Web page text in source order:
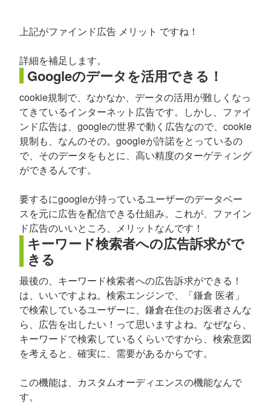
上記がファインド広告 メリット ですね！
詳細を補足します。
Googleのデータを活用できる！
cookie規制で、なかなか、データの活用が難しくなっ
てきているインターネット広告です。しかし、ファイ
ンド広告は、googleの世界で動く広告なので、cookie
規制も、なんのその。googleが許諾をとっているの
で、そのデータをもとに、高い精度のターゲティング
ができるんです。
要するにgoogleが持っているユーザーのデータベー
スを元に広告を配信できる仕組み。これが、ファイン
ド広告のいいところ、メリットなんです！
キーワード検索者への広告訴求がで
きる
最後の、キーワード検索者への広告訴求ができる！
は、いいですよね。検索エンジンで、「鎌倉 医者」
で検索しているユーザーに、鎌倉在住のお医者さんな
ら、広告を出したい！って思いますよね。なぜなら、
キーワードで検索しているくらいですから、検索意図
を考えると、確実に、需要があるからです。
この機能は、カスタムオーディエンスの機能なんで
す。